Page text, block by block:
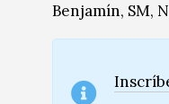
Benjamín, SM,